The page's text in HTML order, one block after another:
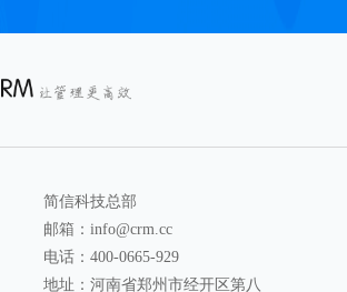
简信科技总部
邮箱：info@crm.cc
电话：400-0665-929
地址：河南省郑州市经开区第八